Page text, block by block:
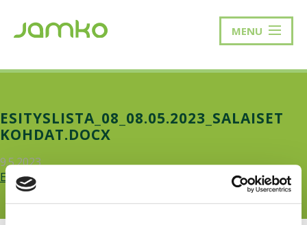
MENU
ESITYSLISTA_08_08.05.2023_SALAISET
KOHDAT.DOCX
9.5.2023
Esityslista_08_08.05.2023_salaiset-kohdat.docx.pdf